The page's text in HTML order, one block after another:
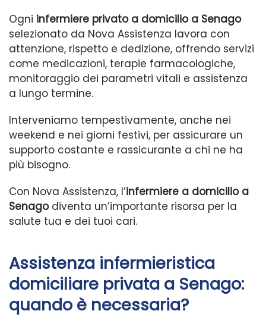
Ogni infermiere privato a domicilio a Senago
selezionato da Nova Assistenza lavora con
attenzione, rispetto e dedizione, offrendo servizi
come medicazioni, terapie farmacologiche,
monitoraggio dei parametri vitali e assistenza
a lungo termine.
Interveniamo tempestivamente, anche nei
weekend e nei giorni festivi, per assicurare un
supporto costante e rassicurante a chi ne ha
più bisogno.
Con Nova Assistenza, l’infermiere a domicilio a
Senagodiventa un’importante risorsa per la
salute tua e dei tuoi cari.
Assistenza infermieristica
domiciliare privata a Senago:
quando è necessaria?